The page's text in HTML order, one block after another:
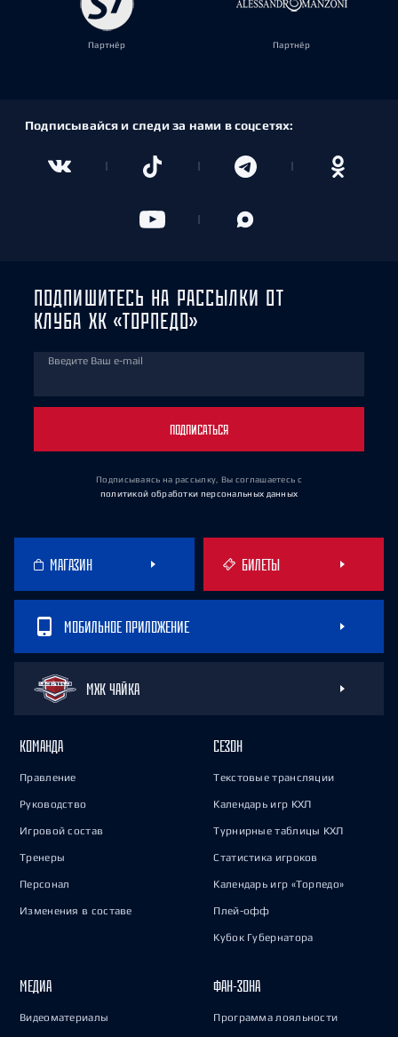
Партнёр Партнёр
Подписывайся и следи за нами в соцсетях:
ПОДПИШИТЕСЬ НА РАССЫЛКИ ОТ
КЛУБА ХК «ТОРПЕДО»
Введите Ваш e-mail
ПОДПИСАТЬСЯ
Подписываясь на рассылку, Вы соглашаетесь с
политикой обработки персональных данных
МАГАЗИН БИЛЕТЫ
МОБИЛЬНОЕ ПРИЛОЖЕНИЕ
МХК ЧАЙКА
КОМАНДА
Правление
Руководство
Игровой состав
Тренеры
Персонал
Изменения в составе
СЕЗОН
Текстовые трансляции
Календарь игр КХЛ
Турнирные таблицы КХЛ
Статистика игроков
Календарь игр «Торпедо»
Плей-офф
Кубок Губернатора
МЕДИА
Видеоматериалы
ФАН-ЗОНА
Программа лояльности